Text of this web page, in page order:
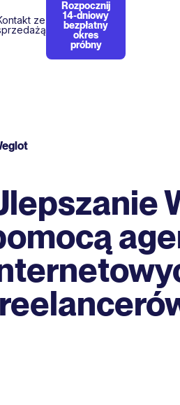
ze
Rozpocznij
14-dniowy
bezpłatny
okres
próbny